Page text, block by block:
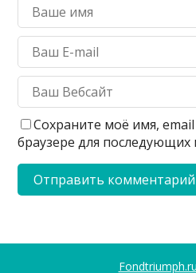
Сохраните моё имя,
браузере для
Fondtriumph.ru